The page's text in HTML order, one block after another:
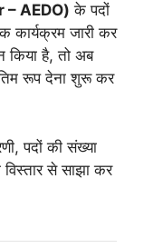
AEDO) के पदों
कार्यक्रम जारी कर
किया है, तो अब
रूप देना शुरू कर
पदों की संख्या
से साझा कर